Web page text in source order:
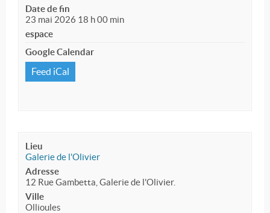
Date de fin
23 mai 2026 18 h 00 min
espace
Google Calendar
Feed iCal
Lieu
Galerie de l'Olivier
Adresse
12 Rue Gambetta, Galerie de l'Olivier.
Ville
Ollioules